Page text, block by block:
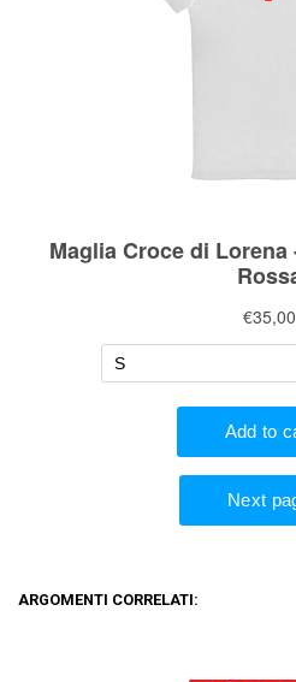
ARGOMENTI CORRELATI: